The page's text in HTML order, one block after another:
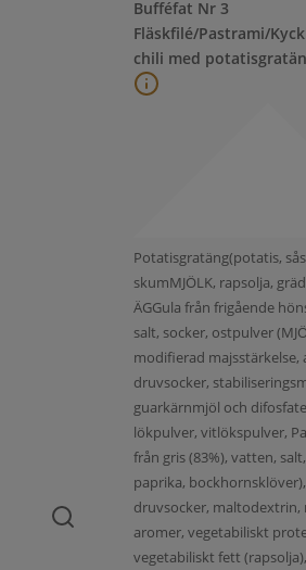
Bufféfat Nr 3
Fläskfilé/Pastrami/
chili med
Potatisgratäng(potatis,
skumMJÖLK, rapsolja,
ÄGGula från frigående
salt, socker, ostpulver
modifierad majsstärkelse,
druvsocker,
guarkärnmjöl och
lökpulver, vitlökspulver,
från gris (83%), vatten,
paprika,
druvsocker, maltodextrin,
aromer, vegetabiliskt
vegetabiliskt fett (rapsolja),